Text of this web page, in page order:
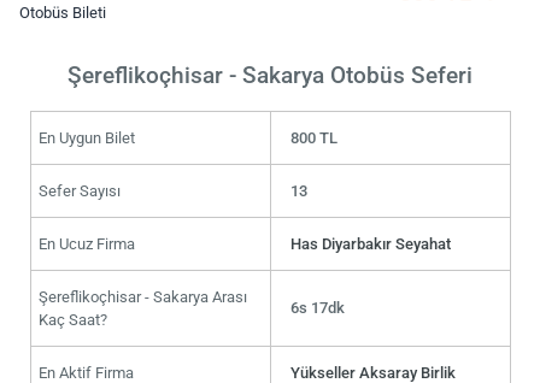
Otobüs Bileti
Şereflikoçhisar - Sakarya Otobüs Seferi
En Uygun Bilet 800 TL
Sefer Sayısı 13
En Ucuz Firma Has Diyarbakır Seyahat
Şereflikoçhisar - Sakarya Arası
Kaç Saat?
6s 17dk
En Aktif Firma Yükseller Aksaray Birlik